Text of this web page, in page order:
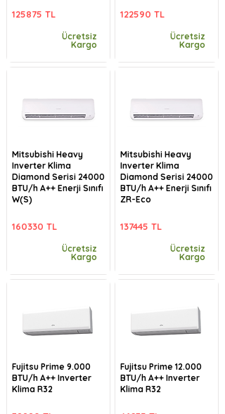
125875 TL
Ücretsiz
Kargo
Mitsubishi Heavy
Inverter Klima
Diamond Serisi 24000
BTU/h A++ Enerji Sınıfı
W(S)
160330 TL
Ücretsiz
Kargo
Fujitsu Prime 9.000
BTU/h A++ Inverter
Klima R32
122590 TL
Ücretsiz
Kargo
Mitsubishi Heavy
Inverter Klima
Diamond Serisi 24000
BTU/h A++ Enerji Sınıfı
ZR-Eco
137445 TL
Ücretsiz
Kargo
Fujitsu Prime 12.000
BTU/h A++ Inverter
Klima R32